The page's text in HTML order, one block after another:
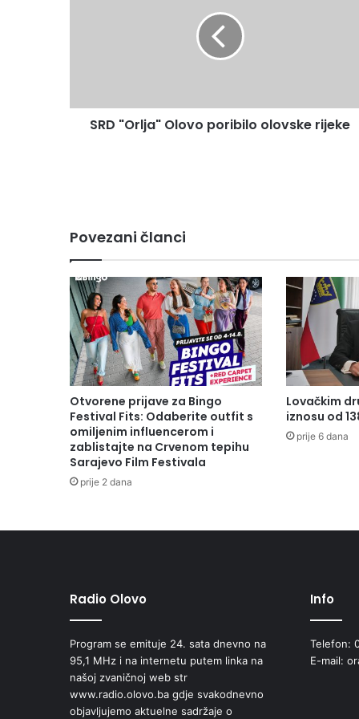
SRD "Orlja" Olovo poribilo olovske rijeke
Povezani članci
Otvorene prijave za Bingo
Festival Fits: Odaberite outfit s
omiljenim influencerom i
zablistajte na Crvenom tepihu
Sarajevo Film Festivala
prije 2 dana
Lovačkim
iznosu od
prije 6 dana
Radio Olovo
Program se emituje 24. sata dnevno na
95,1 MHz i na internetu putem linka na
našoj zvaničnoj web str
www.radio.olovo.ba gdje svakodnevno
objavljujemo aktuelne sadržaje o
Info
Telefon:
E-mail: